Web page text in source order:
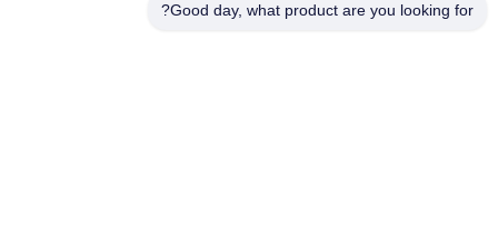
Good day, what product are you looking for?